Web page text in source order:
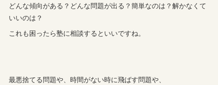
どんな傾向がある？どんな問題が出る？簡単なのは？解かなくて
いいのは？
これも困ったら塾に相談するといいですね。
最悪捨てる問題や、時間がない時に飛ばす問題や、